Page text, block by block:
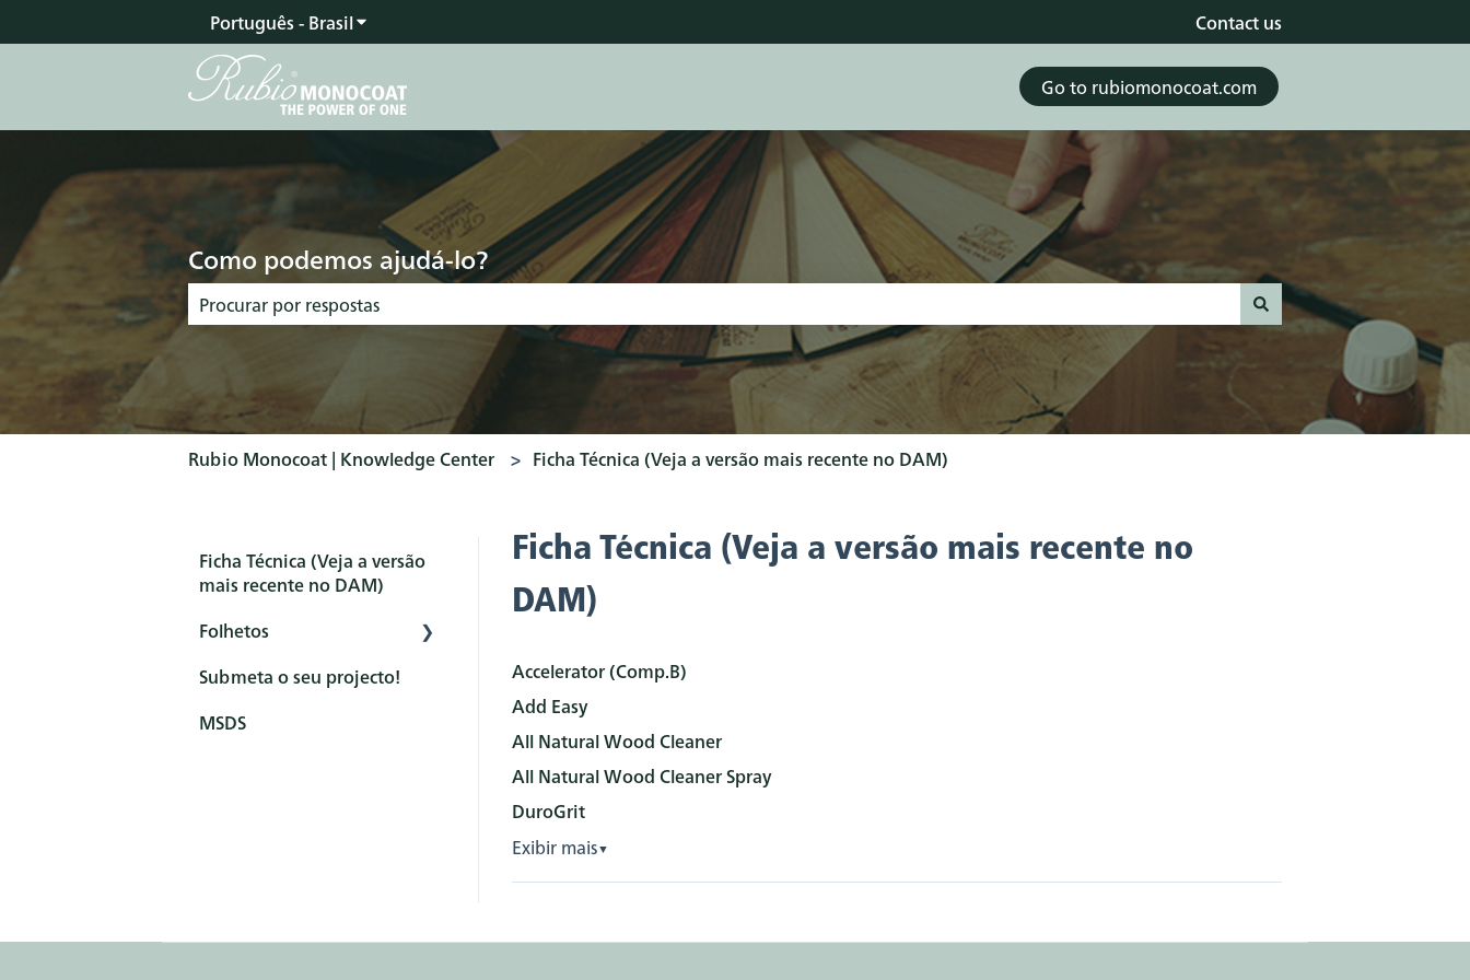
Português - BrasilMostrar submenu para traduções Contact us
Go to rubiomonocoat.com
Como podemos ajudá-lo?
Não há sugestões porque o campo de pesquisa está em branco.
Rubio Monocoat | Knowledge Center Ficha Técnica (Veja a versão mais recente no DAM)
Ficha Técnica (Veja a versão mais recente no
DAM)
Accelerator (Comp.B)
Add Easy
All Natural Wood Cleaner
All Natural Wood Cleaner Spray
DuroGrit
Exibir mais▼
Ficha Técnica (Veja a versão
mais recente no DAM)
Folhetos
General
Produto
Submeta o seu projecto!
MSDS